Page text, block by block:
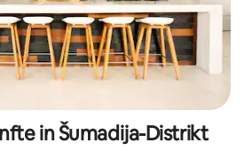
in Šumadija-Distrikt